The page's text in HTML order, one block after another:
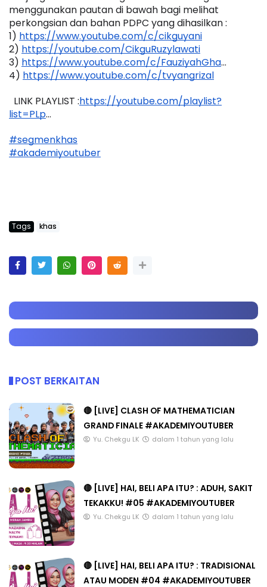
menggunakan pautan di bawah bagi melihat
perkongsian dan bahan PDPC yang dihasilkan :
1) https://www.youtube.com/c/cikguyani
2) https://youtube.com/CikguRuzylawati
3) https://www.youtube.com/c/FauziyahGha...
4) https://www.youtube.com/c/tvyangrizal
LINK PLAYLIST :https://youtube.com/playlist?
list=PLp...
#segmenkhas
#akademiyoutuber
Tags khas
POST BERKAITAN
🔴 [LIVE] CLASH OF MATHEMATICIAN
GRAND FINALE #AKADEMIYOUTUBER
Yu. Chekgu LK dalam 1 tahun yang lalu
🔴 [LIVE] HAI, BELI APA ITU? : ADUH, SAKIT
TEKAKKU! #05 #AKADEMIYOUTUBER
Yu. Chekgu LK dalam 1 tahun yang lalu
🔴 [LIVE] HAI, BELI APA ITU? : TRADISIONAL
ATAU MODEN #04 #AKADEMIYOUTUBER